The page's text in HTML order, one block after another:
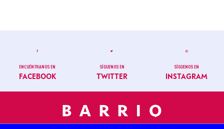
ENCUÉNTRANOS EN
FACEBOOK
SÍGUENOS EN
TWITTER
SÍGUENOS EN
INSTAGRAM